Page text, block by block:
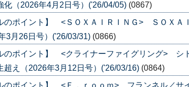
化（2026年4月2日号）('26/04/05) (0867)
のポイント】 <ＳＯＸＡＩＲＩＮＧ> ＳＯＸＡ
3月26日号）('26/03/31) (0866)
のポイント】 <クライナーファイグリング> シ
超え（2026年3月12日号）('26/03/16) (0864)
のポイント】 <Ｆ．ｒｏｏｍ> フランネル／サ